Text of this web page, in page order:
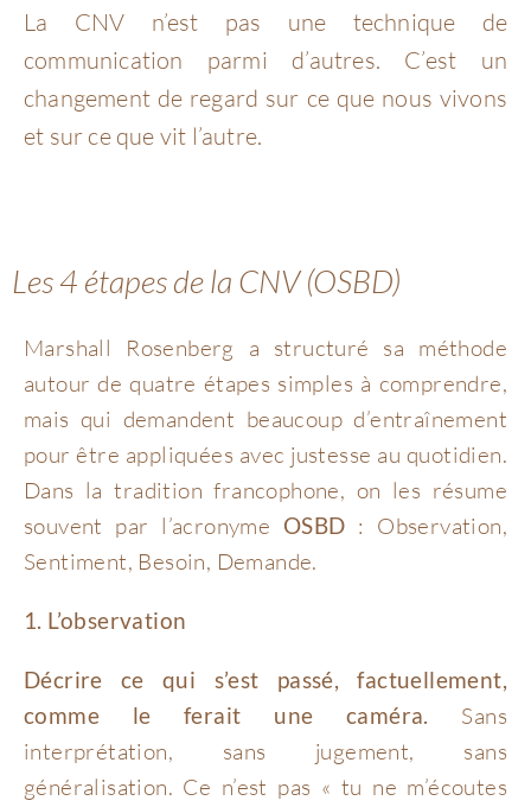
La CNV n’est pas une technique de
communication parmi d’autres. C’est un
changement de regard sur ce que nous vivons
et sur ce que vit l’autre.
Les 4 étapes de la CNV (OSBD)
Marshall Rosenberg a structuré sa méthode
autour de quatre étapes simples à comprendre,
mais qui demandent beaucoup d’entraînement
pour être appliquées avec justesse au quotidien.
Dans la tradition francophone, on les résume
souvent par l’acronyme OSBD : Observation,
Sentiment, Besoin, Demande.
1. L’observation
Décrire ce qui s’est passé, factuellement,
comme le ferait une caméra. Sans
interprétation, sans jugement, sans
généralisation. Ce n’est pas « tu ne m’écoutes